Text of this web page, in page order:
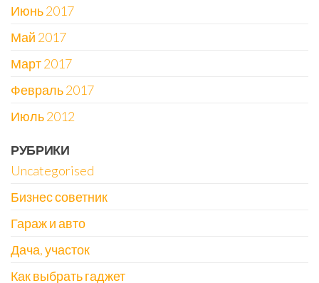
Июнь 2017
Май 2017
Март 2017
Февраль 2017
Июль 2012
РУБРИКИ
Uncategorised
Бизнес советник
Гараж и авто
Дача, участок
Как выбрать гаджет